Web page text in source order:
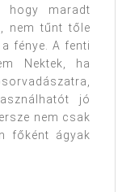
hogy maradt
nem tűnt tőle
fénye. A fenti
Nektek, ha
jó
nem csak
főként ágyak